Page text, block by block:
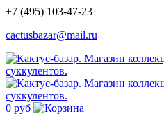
+7 (495) 103-47-23
cactusbazar@mail.ru
0 руб